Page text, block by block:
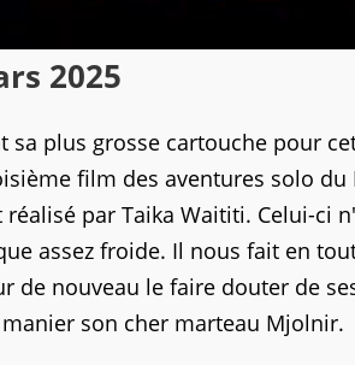
2025
plus grosse cartouche pour
film des aventures solo
par Taika Waititi. Celui-ci
assez froide. Il nous fait en
de nouveau le faire douter de
son cher marteau Mjolnir.